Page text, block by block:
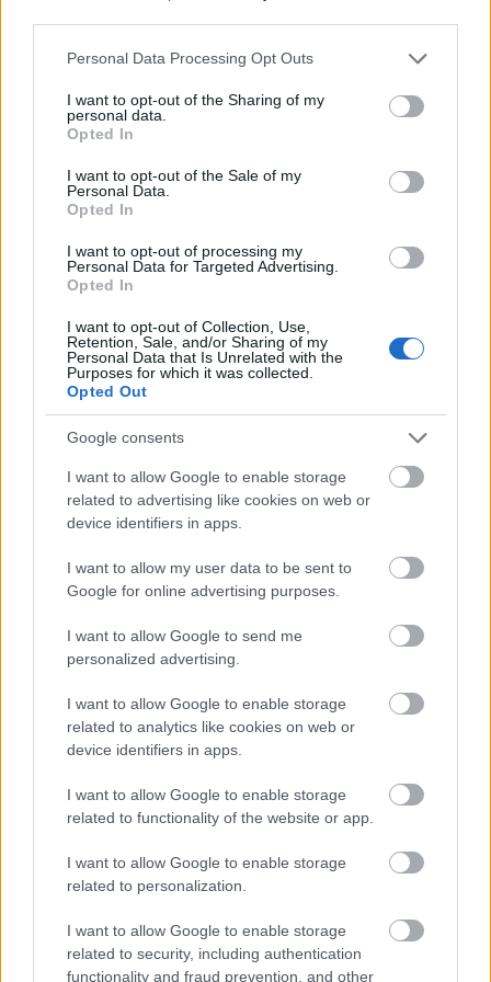
Please note that this website/app uses one or more Google
not limited to your visit or usage behaviour. You may click to
grant or deny consent to Google and its third-party tags to
use your data for below specified purposes in below Google
consent section.
Personal Data Processing Opt Outs
I want to opt-out of the Sharing of my
personal data.
Opted In
I want to opt-out of the Sale of my
Personal Data.
Opted In
I want to opt-out of processing my
Personal Data for Targeted Advertising.
Opted In
I want to opt-out of Collection, Use,
Retention, Sale, and/or Sharing of my
Personal Data that Is Unrelated with the
Purposes for which it was collected.
Opted Out
Google consents
I want to allow Google to enable storage
related to advertising like cookies on web or
device identifiers in apps.
I want to allow my user data to be sent to
Google for online advertising purposes.
I want to allow Google to send me
personalized advertising.
I want to allow Google to enable storage
related to analytics like cookies on web or
device identifiers in apps.
I want to allow Google to enable storage
related to functionality of the website or app.
I want to allow Google to enable storage
related to personalization.
I want to allow Google to enable storage
related to security, including authentication
functionality and fraud prevention, and other
λοιπές ενοικιάσεις μηχανοκίνητων οχημάτων,
σινεμά,
αίθουσες χορού, σχολεία, στούντιο,
ορχήστρες και μπάντες,
εκθέσεις, τουριστικές ατραξιόν, μουσεία,
λοιπές υπηρεσίες αναψυχής.
ΑΣΕΠ: Πιστοποίηση Αγγλικών σε
Πιστοποίηση Υπολογιστών σε 2
μέρες
Μάθε πρώτος όλες τις σημαντικές
ειδήσεις.
Βάλε το proson.gr στα αποτελέσματα
αναζήτησης της Google